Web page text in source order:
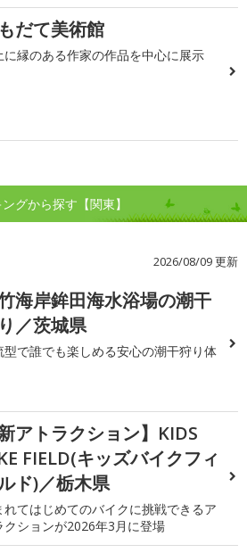
だて美術館
に縁のある作家の作品を中心に展示
グから探す【関東】
2026/08/09 更新
海岸鉾田海水浴場の潮干
／茨城県
型で誰でも楽しめる安心の潮干狩り体
新アトラクション】KIDS
FIELD(キッズバイクフィ
ド)／栃木県
れてはじめてのバイクに挑戦できるア
クションが2026年3月に登場